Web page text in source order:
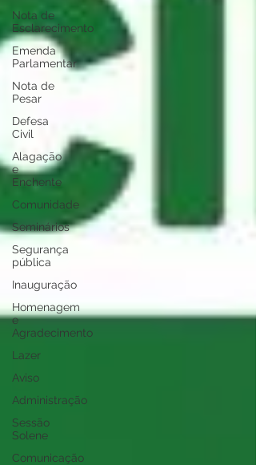
Nota de
Esclarecimento
Emenda
Parlamentar
Nota de
Pesar
Defesa
Civil
Alagação
e
Enchente
Comunidade
Seminários
Segurança
pública
Inauguração
Homenagem
e
Agradecimento
Lazer
Aviso
Administração
Sessão
Solene
Comunicação